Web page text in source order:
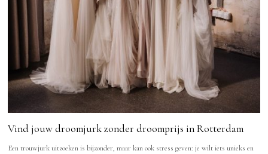
Vind jouw droomjurk zonder droomprijs in Rotterdam
Een trouwjurk uitzoeken is bijzonder, maar kan ook stress geven: je wilt iets unieks en